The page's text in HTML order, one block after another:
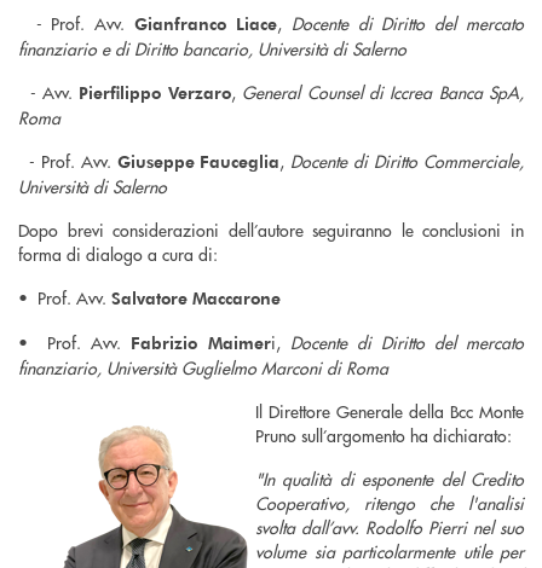
- Prof. Avv.Gianfranco Liace, Docente di Diritto del mercato
finanziario e di Diritto bancario, Università di Salerno
- Avv. Pierfilippo Verzaro, General Counsel di Iccrea Banca SpA,
Roma
- Prof. Avv. Giuseppe Fauceglia, Docente di Diritto Commerciale,
Università di Salerno
Dopo brevi considerazioni dell’autore seguiranno le conclusioni in
forma di dialogo a cura di:
•⁠ ⁠Prof. Avv. Salvatore Maccarone
•⁠ ⁠Prof. Avv. Fabrizio Maimeri, Docente di Diritto del mercato
finanziario, Università Guglielmo Marconi di Roma
Il Direttore Generale della Bcc Monte
Pruno sull’argomento ha dichiarato:
"In qualità di esponente del Credito
Cooperativo, ritengo che l'analisi
svolta dall’avv. Rodolfo Pierri nel suo
volume sia particolarmente utile per